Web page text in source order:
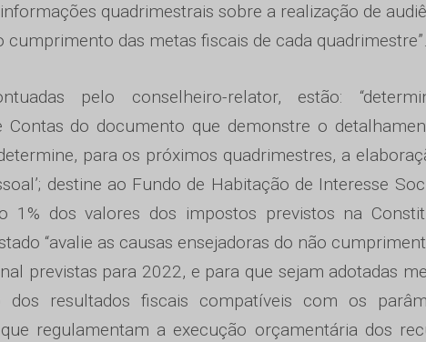
quadrimestrais sobre a realização de
das metas fiscais de cada quadrimestre”.
pelo conselheiro-relator, estão:
do documento que demonstre o
para os próximos quadrimestres, a
destine ao Fundo de Habitação de Interesse
dos valores dos impostos previstos na
“avalie as causas ensejadoras do não
previstas para 2022, e para que sejam adotadas
resultados fiscais compatíveis com os
regulamentam a execução orçamentária dos